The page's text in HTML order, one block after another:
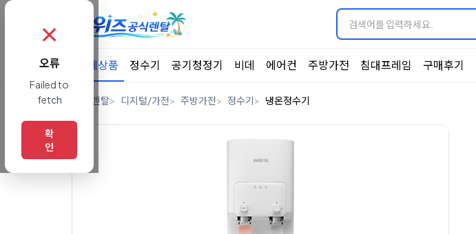
전체상품 정수기 공기청정기 비데 에어컨 주방가전 침대프레임 구매후기
렌탈 디지털/가전 주방가전 정수기 냉온정수기
✗
오류
Failed to
fetch
확
인